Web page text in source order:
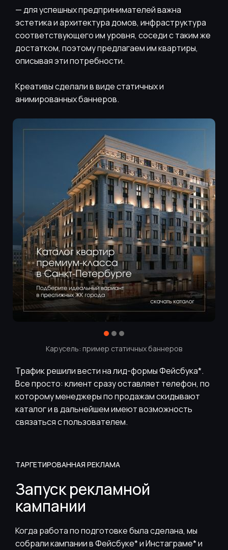
— для успешных предпринимателей важна
эстетика и архитектура домов, инфраструктура
соответствующего им уровня, соседи с таким же
достатком, поэтому предлагаем им квартиры,
описывая эти потребности.
Креативы сделали в виде статичных и
анимированных баннеров.
Карусель: пример статичных баннеров
Трафик решили вести на лид-формы Фейсбука*.
Все просто: клиент сразу оставляет телефон, по
которому менеджеры по продажам скидывают
каталог и в дальнейшем имеют возможность
связаться с пользователем.
ТАРГЕТИРОВАННАЯ РЕКЛАМА
Запуск рекламной
кампании
Когда работа по подготовке была сделана, мы
собрали кампании в Фейсбуке* и Инстаграме* и